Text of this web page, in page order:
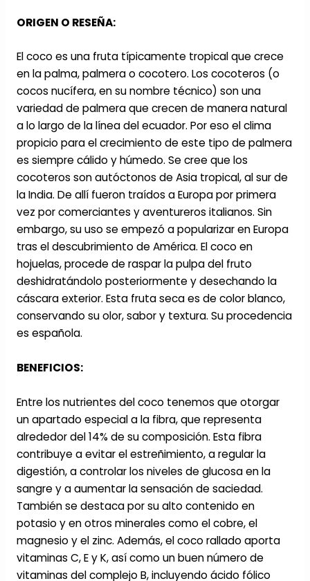
ORIGEN O RESEÑA:
El coco es una fruta típicamente tropical que crece
en la palma, palmera o cocotero. Los cocoteros (o
cocos nucífera, en su nombre técnico) son una
variedad de palmera que crecen de manera natural
a lo largo de la línea del ecuador. Por eso el clima
propicio para el crecimiento de este tipo de palmera
es siempre cálido y húmedo. Se cree que los
cocoteros son autóctonos de Asia tropical, al sur de
la India. De allí fueron traídos a Europa por primera
vez por comerciantes y aventureros italianos. Sin
embargo, su uso se empezó a popularizar en Europa
tras el descubrimiento de América. El coco en
hojuelas, procede de raspar la pulpa del fruto
deshidratándolo posteriormente y desechando la
cáscara exterior. Esta fruta seca es de color blanco,
conservando su olor, sabor y textura. Su procedencia
es española.
BENEFICIOS:
Entre los nutrientes del coco tenemos que otorgar
un apartado especial a la fibra, que representa
alrededor del 14% de su composición. Esta fibra
contribuye a evitar el estreñimiento, a regular la
digestión, a controlar los niveles de glucosa en la
sangre y a aumentar la sensación de saciedad.
También se destaca por su alto contenido en
potasio y en otros minerales como el cobre, el
magnesio y el zinc. Además, el coco rallado aporta
vitaminas C, E y K, así como un buen número de
vitaminas del complejo B, incluyendo ácido fólico